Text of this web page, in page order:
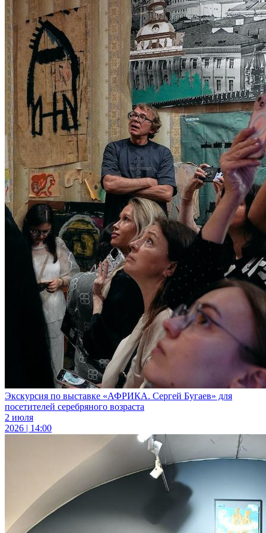
Экскурсия по выставке «АФРИКА. Сергей Бугаев» для
посетителей серебряного возраста
2 июля
2026 | 14:00